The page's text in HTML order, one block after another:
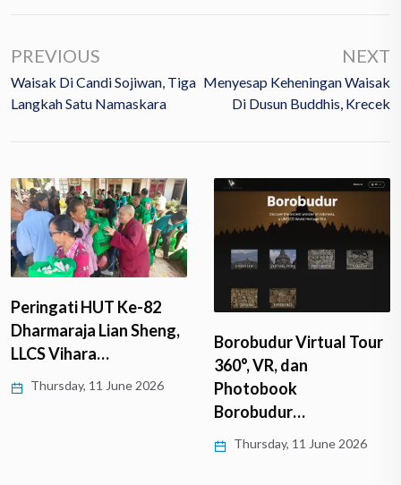
PREVIOUS
Waisak Di Candi Sojiwan, Tiga
Langkah Satu Namaskara
NEXT
Menyesap Keheningan Waisak
Di Dusun Buddhis, Krecek
Peringati HUT Ke-82
Dharmaraja Lian Sheng,
LLCS Vihara…
Thursday, 11 June 2026
Borobudur Virtual Tour
360°, VR, dan
Photobook
Borobudur…
Thursday, 11 June 2026